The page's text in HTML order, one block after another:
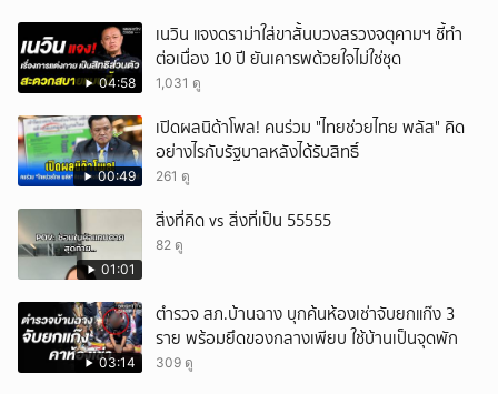
04:58
เนวิน แจงดราม่าใส่ขาสั้นบวงสรวงจตุคามฯ ชี้ทำ
ต่อเนื่อง 10 ปี ยันเคารพด้วยใจไม่ใช่ชุด
1,031 ดู
00:49
เปิดผลนิด้าโพล! คนร่วม "ไทยช่วยไทย พลัส" คิด
อย่างไรกับรัฐบาลหลังได้รับสิทธิ์
261 ดู
01:01
สิ่งที่คิด vs สิ่งที่เป็น 55555
82 ดู
03:14
ตำรวจ สภ.บ้านฉาง บุกค้นห้องเช่าจับยกแก๊ง 3
ราย พร้อมยึดของกลางเพียบ ใช้บ้านเป็นจุดพัก
309 ดู